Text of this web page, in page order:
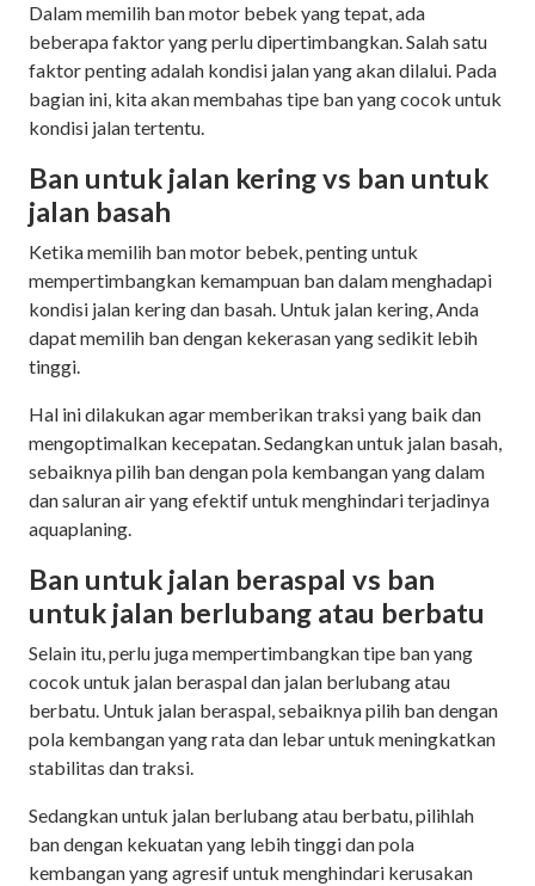
Dalam memilih ban motor bebek yang tepat, ada
beberapa faktor yang perlu dipertimbangkan. Salah satu
faktor penting adalah kondisi jalan yang akan dilalui. Pada
bagian ini, kita akan membahas tipe ban yang cocok untuk
kondisi jalan tertentu.
Ban untuk jalan kering vs ban untuk
jalan basah
Ketika memilih ban motor bebek, penting untuk
mempertimbangkan kemampuan ban dalam menghadapi
kondisi jalan kering dan basah. Untuk jalan kering, Anda
dapat memilih ban dengan kekerasan yang sedikit lebih
tinggi.
Hal ini dilakukan agar memberikan traksi yang baik dan
mengoptimalkan kecepatan. Sedangkan untuk jalan basah,
sebaiknya pilih ban dengan pola kembangan yang dalam
dan saluran air yang efektif untuk menghindari terjadinya
aquaplaning.
Ban untuk jalan beraspal vs ban
untuk jalan berlubang atau berbatu
Selain itu, perlu juga mempertimbangkan tipe ban yang
cocok untuk jalan beraspal dan jalan berlubang atau
berbatu. Untuk jalan beraspal, sebaiknya pilih ban dengan
pola kembangan yang rata dan lebar untuk meningkatkan
stabilitas dan traksi.
Sedangkan untuk jalan berlubang atau berbatu, pilihlah
ban dengan kekuatan yang lebih tinggi dan pola
kembangan yang agresif untuk menghindari kerusakan